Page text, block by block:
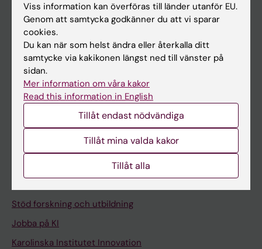
Schema
Studentmejlen
Kurs- och programwebbar
Student på KI
Medarbetarportalen
Stöd forskning och utbildning
Jobba på KI
Karolinska Institutet Innovation
Viss information kan överföras till länder utanför EU.
Genom att samtycka godkänner du att vi sparar
cookies.
Du kan när som helst ändra eller återkalla ditt
samtycke via kakikonen längst ned till vänster på
sidan.
Mer information om våra kakor
Read this information in English
Tillåt endast nödvändiga
Tillåt mina valda kakor
Tillåt alla